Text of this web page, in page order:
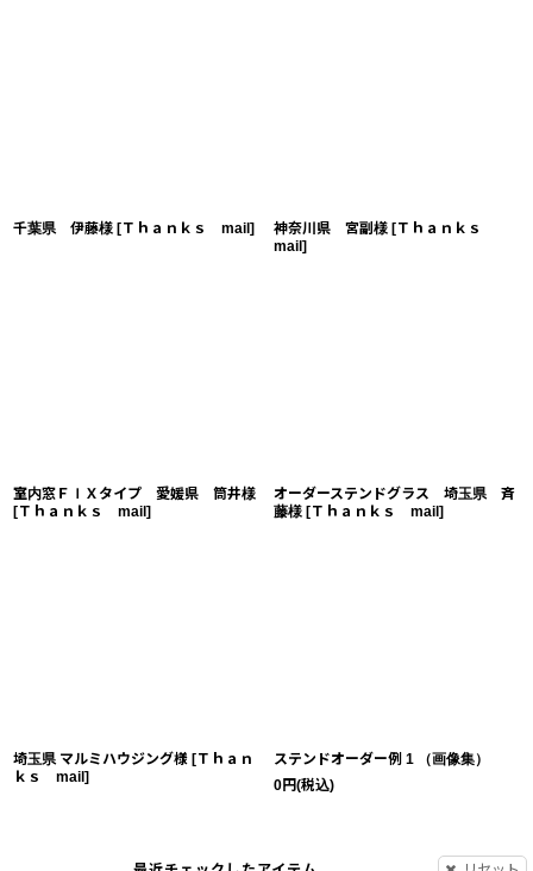
千葉県 伊藤様 [Ｔｈａｎｋｓ mail] 神奈川県 宮副様 [Ｔｈａｎｋｓ
mail]
室内窓ＦＩＸタイプ 愛媛県 筒井様
[Ｔｈａｎｋｓ mail]
オーダーステンドグラス 埼玉県 斉
藤様 [Ｔｈａｎｋｓ mail]
埼玉県 マルミハウジング様 [Ｔｈａｎ
ｋｓ mail]
ステンドオーダー例 1 （画像集）
0円(税込)